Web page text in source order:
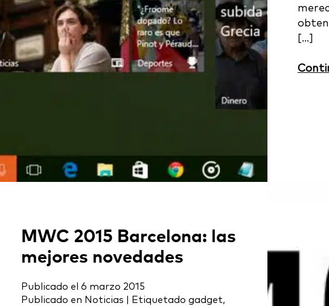
[…]
MWC 2015 Barcelona: las
mejores novedades
Publicado el 6 marzo 2015
Publicado en Noticias Etiquetado gadget,